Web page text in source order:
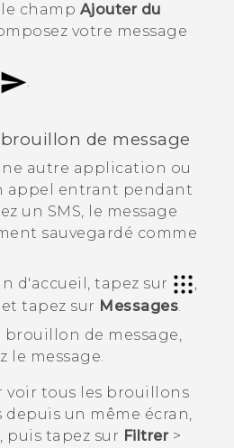
champ Ajouter du
votre message
.
de message
autre application ou
appel entrant pendant
un SMS, le message
sauvegardé comme
d'accueil , tapez sur
,
tapez sur Messages.
brouillon de message,
le message.
voir tous les brouillons
depuis un même écran,
, puis tapez sur Filtrer>